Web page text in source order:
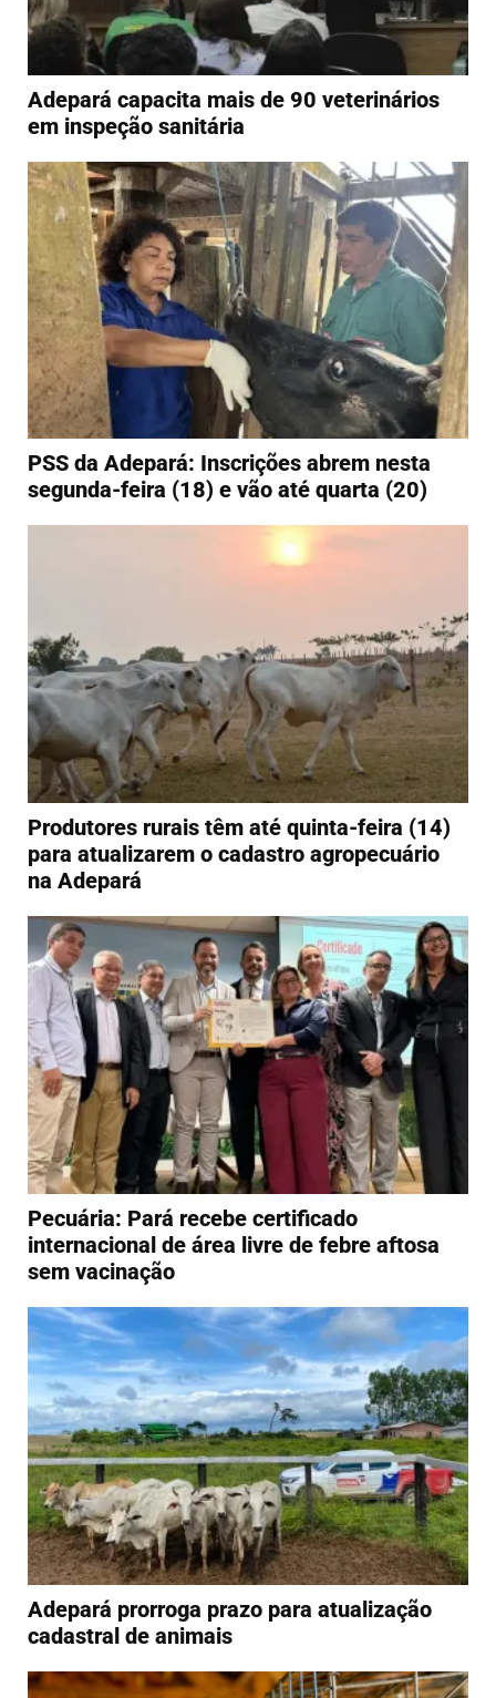
Adepará capacita mais de 90 veterinários
em inspeção sanitária
PSS da Adepará: Inscrições abrem nesta
segunda-feira (18) e vão até quarta (20)
Produtores rurais têm até quinta-feira (14)
para atualizarem o cadastro agropecuário
na Adepará
Pecuária: Pará recebe certificado
internacional de área livre de febre aftosa
sem vacinação
Adepará prorroga prazo para atualização
cadastral de animais